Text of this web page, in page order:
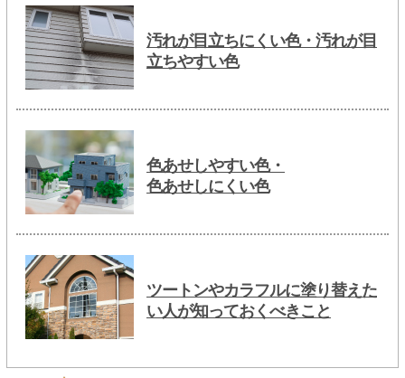
汚れが目立ちにくい色・汚れが目
立ちやすい色
色あせしやすい色・
色あせしにくい色
ツートンやカラフルに塗り替えた
い人が知っておくべきこと